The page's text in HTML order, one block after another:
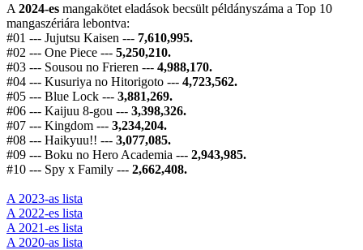
A 2024-es mangakötet eladások becsült példányszáma a Top 10
mangaszériára lebontva:
#01 --- Jujutsu Kaisen --- 7,610,995.
#02 --- One Piece --- 5,250,210.
#03 --- Sousou no Frieren --- 4,988,170.
#04 --- Kusuriya no Hitorigoto --- 4,723,562.
#05 --- Blue Lock --- 3,881,269.
#06 --- Kaijuu 8-gou --- 3,398,326.
#07 --- Kingdom --- 3,234,204.
#08 --- Haikyuu!! --- 3,077,085.
#09 --- Boku no Hero Academia --- 2,943,985.
#10 --- Spy x Family --- 2,662,408.
A 2023-as lista
A 2022-es lista
A 2021-es lista
A 2020-as lista